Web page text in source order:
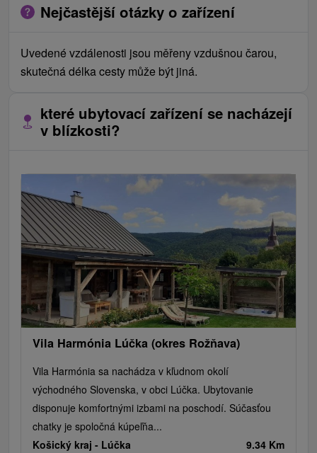
Nejčastější otázky o zařízení
Uvedené vzdálenosti jsou měřeny vzdušnou čarou,
skutečná délka cesty může být jiná.
které ubytovací zařízení se nacházejí
v blízkosti?
Vila Harmónia Lúčka (okres Rožňava)
Vila Harmónia sa nachádza v kľudnom okolí
východného Slovenska, v obci Lúčka. Ubytovanie
disponuje komfortnými izbami na poschodí. Súčasťou
chatky je spoločná kúpeľňa...
Košický kraj - Lúčka 9.34 Km